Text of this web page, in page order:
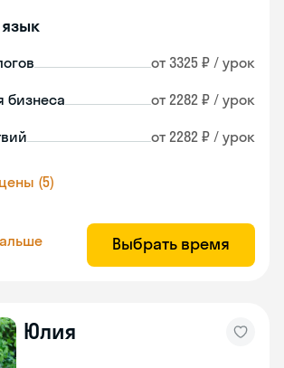
от 3325 ₽ / урок
бизнеса от 2282 ₽ / урок
от 2282 ₽ / урок
(5)
Выбрать время
Юлия